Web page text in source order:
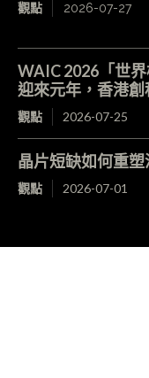
觀點 2026-07-27
WAIC 2026「世
迎來元年，香港創
觀點 2026-07-25
晶片短缺如何重
觀點 2026-07-01